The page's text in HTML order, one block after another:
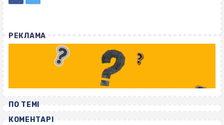
РЕКЛАМА
ПО ТЕМІ
КОМЕНТАРІ